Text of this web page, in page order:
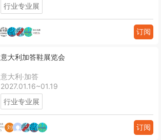
行业专业展
订阅
意大利加答鞋展览会
意大利·加答
2027.01.16~01.19
行业专业展
订阅